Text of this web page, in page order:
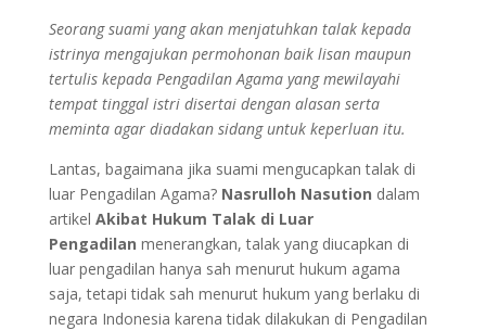
Seorang suami yang akan menjatuhkan talak kepada
istrinya mengajukan permohonan baik lisan maupun
tertulis kepada Pengadilan Agama yang mewilayahi
tempat tinggal istri disertai dengan alasan serta
meminta agar diadakan sidang untuk keperluan itu.
Lantas, bagaimana jika suami mengucapkan talak di
luar Pengadilan Agama? Nasrulloh Nasution dalam
artikel Akibat Hukum Talak di Luar
Pengadilan menerangkan, talak yang diucapkan di
luar pengadilan hanya sah menurut hukum agama
saja, tetapi tidak sah menurut hukum yang berlaku di
negara Indonesia karena tidak dilakukan di Pengadilan